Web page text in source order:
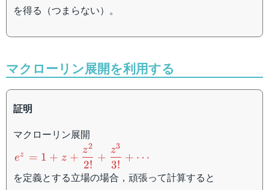
を得る（つまらない）。
マクローリン展開を利用する
証明
マクローリン展開
e^z=1+z+\dfrac{z^2}
{2!}+\dfrac{z^3}
{3!}+\cdots
ez = 1 + z +
2!
z2
+
3!
z3
+ ⋯
を定義とする立場の場合，頑張って計算すると